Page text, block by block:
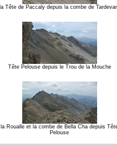
la Tête de Paccaly depuis la combe de
Tête Pelouse depuis le Trou de la Mouche
la Roualle et la combe de Bella Cha depuis
Pelouse